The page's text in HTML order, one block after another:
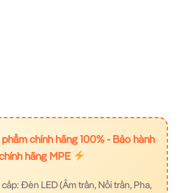
chính hãng 100% - Bảo hành
hãng MPE
Đèn LED (Âm trần, Nổi trần, Pha,